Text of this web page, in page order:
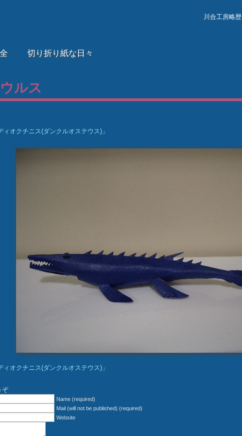
川合工房略歴
切り折り紙な日々
ルス
ィオクチニス(ダンクルオステウス)」
ィオクチニス(ダンクルオステウス)」
ぞ
Name (required)
Mail (will not be published) (required)
Website